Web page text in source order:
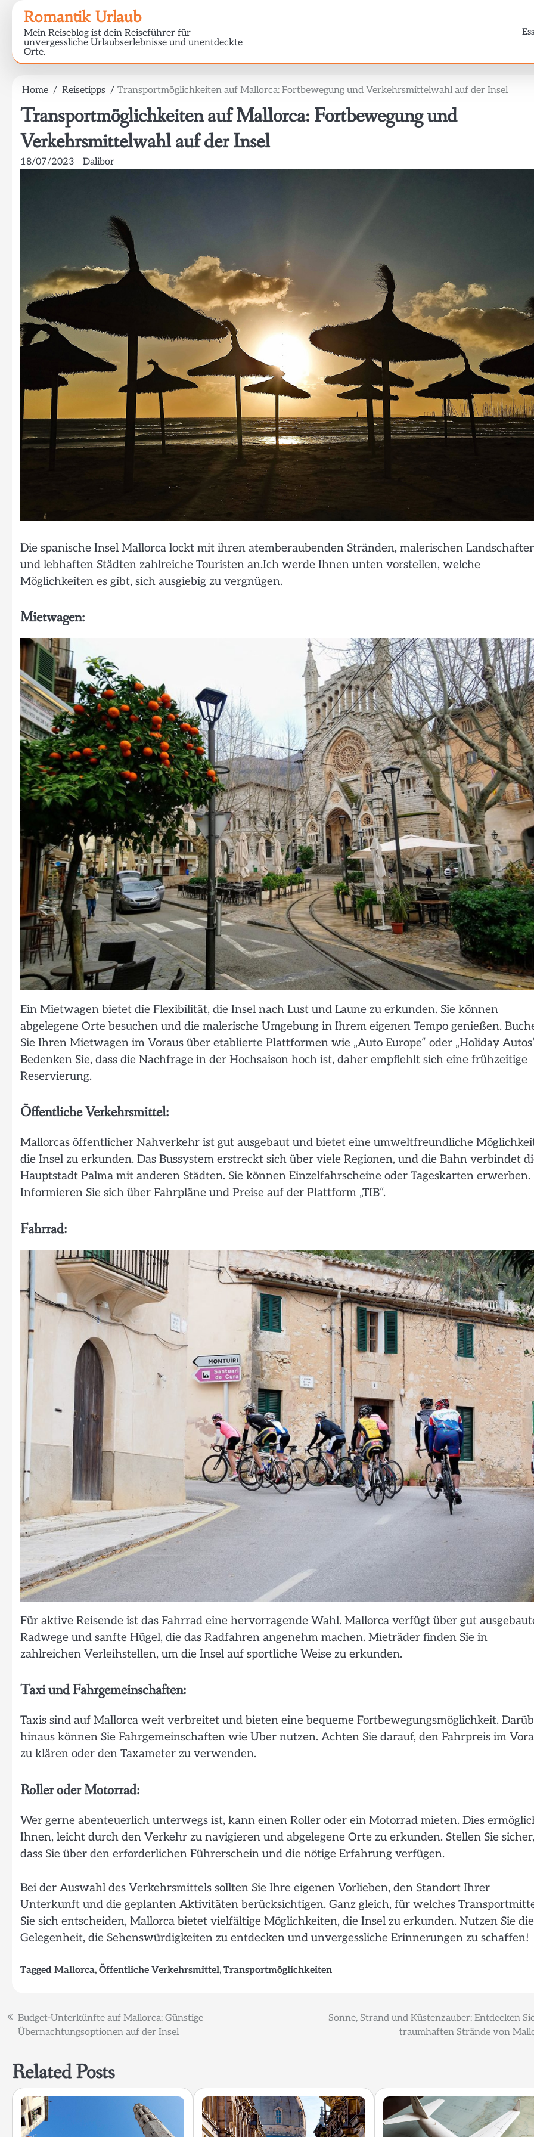
content
Romantik Urlaub
Mein Reiseblog ist dein Reiseführer für
unvergessliche Urlaubserlebnisse und unentdeckte
Orte.
Home Reisetipps Transportmöglichkeiten auf Mallorca: Fortbewegung und Verkehrsmittelwahl auf der Insel
Transportmöglichkeiten auf Mallorca: Fortbewegung und
Verkehrsmittelwahl auf der Insel
18/07/2023 Dalibor
Die spanische Insel Mallorca lockt mit ihren atemberaubenden Stränden, malerischen
und lebhaften Städten zahlreiche Touristen an.Ich werde Ihnen unten vorstellen, welche
Möglichkeiten es gibt, sich ausgiebig zu vergnügen.
Mietwagen:
Ein Mietwagen bietet die Flexibilität, die Insel nach Lust und Laune zu erkunden. Sie können
abgelegene Orte besuchen und die malerische Umgebung in Ihrem eigenen Tempo genießen.
Sie Ihren Mietwagen im Voraus über etablierte Plattformen wie „Auto Europe“ oder „Holiday
Bedenken Sie, dass die Nachfrage in der Hochsaison hoch ist, daher empfiehlt sich eine frühzeitige
Reservierung.
Öffentliche Verkehrsmittel:
Mallorcas öffentlicher Nahverkehr ist gut ausgebaut und bietet eine umweltfreundliche
die Insel zu erkunden. Das Bussystem erstreckt sich über viele Regionen, und die Bahn verbindet
Hauptstadt Palma mit anderen Städten. Sie können Einzelfahrscheine oder Tageskarten erwerben.
Informieren Sie sich über Fahrpläne und Preise auf der Plattform „TIB“.
Fahrrad:
Für aktive Reisende ist das Fahrrad eine hervorragende Wahl. Mallorca verfügt über gut
Radwege und sanfte Hügel, die das Radfahren angenehm machen. Mieträder finden Sie in
zahlreichen Verleihstellen, um die Insel auf sportliche Weise zu erkunden.
Taxi und Fahrgemeinschaften:
Taxis sind auf Mallorca weit verbreitet und bieten eine bequeme Fortbewegungsmöglichkeit.
hinaus können Sie Fahrgemeinschaften wie Uber nutzen. Achten Sie darauf, den Fahrpreis im
zu klären oder den Taxameter zu verwenden.
Roller oder Motorrad:
Wer gerne abenteuerlich unterwegs ist, kann einen Roller oder ein Motorrad mieten. Dies
Ihnen, leicht durch den Verkehr zu navigieren und abgelegene Orte zu erkunden. Stellen Sie sicher,
dass Sie über den erforderlichen Führerschein und die nötige Erfahrung verfügen.
Bei der Auswahl des Verkehrsmittels sollten Sie Ihre eigenen Vorlieben, den Standort Ihrer
Unterkunft und die geplanten Aktivitäten berücksichtigen. Ganz gleich, für welches
Sie sich entscheiden, Mallorca bietet vielfältige Möglichkeiten, die Insel zu erkunden. Nutzen Sie die
Gelegenheit, die Sehenswürdigkeiten zu entdecken und unvergessliche Erinnerungen zu schaffen!
Tagged Mallorca, Öffentliche Verkehrsmittel, Transportmöglichkeiten
Beitragsnavigation
Budget-Unterkünfte auf Mallorca: Günstige
Übernachtungsoptionen auf der Insel
Sonne, Strand und Küstenzauber: Entdecken
traumhaften Strände von
Related Posts